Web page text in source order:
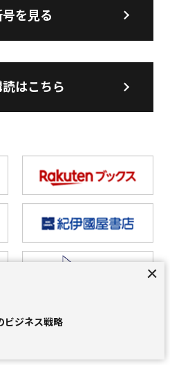
を見る
はこちら
ビジネス戦略